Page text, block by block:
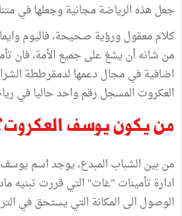
جعل هذه الرياضة مجانية وجعلها في
كلام معقول ورؤية صحيحة، فاليوم
من شانه أن يشعّ على جميع الأمة، فان
اضافية في مجال دعمها لدمقرططة
العكروت المسجل رقم واحد حاليا في
من يكون يوسف
من بين الشباب المبدع، يوجد اسم يوسف
ادارة تأمينات "غات" التي قررت تبنيه
الوصول الى المكانة التي يستحق في